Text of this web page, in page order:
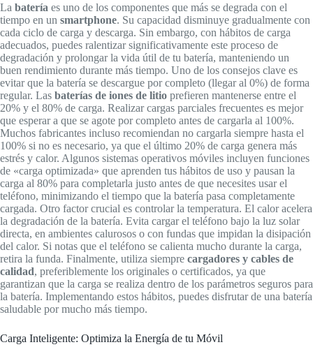
La batería es uno de los componentes que más se degrada con el
tiempo en un smartphone. Su capacidad disminuye gradualmente con
cada ciclo de carga y descarga. Sin embargo, con hábitos de carga
adecuados, puedes ralentizar significativamente este proceso de
degradación y prolongar la vida útil de tu batería, manteniendo un
buen rendimiento durante más tiempo. Uno de los consejos clave es
evitar que la batería se descargue por completo (llegar al 0%) de forma
regular. Las baterías de iones de litio prefieren mantenerse entre el
20% y el 80% de carga. Realizar cargas parciales frecuentes es mejor
que esperar a que se agote por completo antes de cargarla al 100%.
Muchos fabricantes incluso recomiendan no cargarla siempre hasta el
100% si no es necesario, ya que el último 20% de carga genera más
estrés y calor. Algunos sistemas operativos móviles incluyen funciones
de «carga optimizada» que aprenden tus hábitos de uso y pausan la
carga al 80% para completarla justo antes de que necesites usar el
teléfono, minimizando el tiempo que la batería pasa completamente
cargada. Otro factor crucial es controlar la temperatura. El calor acelera
la degradación de la batería. Evita cargar el teléfono bajo la luz solar
directa, en ambientes calurosos o con fundas que impidan la disipación
del calor. Si notas que el teléfono se calienta mucho durante la carga,
retira la funda. Finalmente, utiliza siempre cargadores y cables de
calidad, preferiblemente los originales o certificados, ya que
garantizan que la carga se realiza dentro de los parámetros seguros para
la batería. Implementando estos hábitos, puedes disfrutar de una batería
saludable por mucho más tiempo.
Carga Inteligente: Optimiza la Energía de tu Móvil